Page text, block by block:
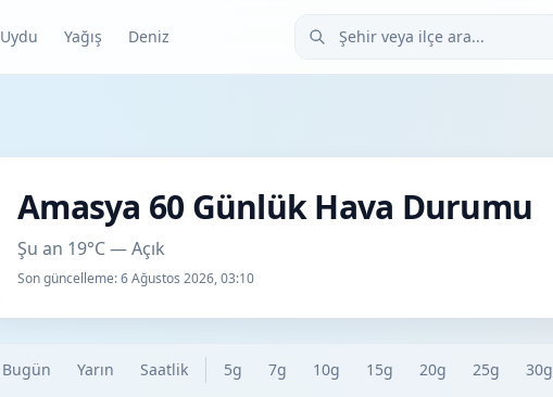
Uydu Yağış Deniz Şehir veya ilçe ara
Amasya 60 Günlük Hava Durumu
Şu an 19°C — Açık
Son güncelleme:6 Ağustos 2026, 03:10
Bugün Yarın Saatlik 5g 7g 10g 15g 20g 25g 30g